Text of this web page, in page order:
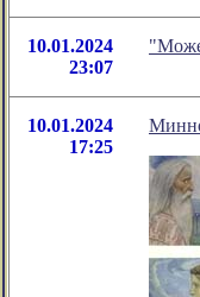
10.01.2024
23:07
10.01.2024
17:25